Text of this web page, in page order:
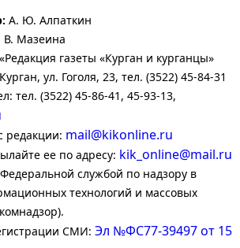
А. Ю. Алпаткин
В. Мазеина
газеты «Курган и курганцы»
ул. Гоголя, 23, тел. (3522) 45-84-31
тел. (3522) 45-86-41, 45-93-13,
редакции: mail@kikonline.ru
ее по адресу: kik_online@mail.ru
службой по надзору в
технологий и массовых
СМИ: Эл №ФС77-39497 от 15